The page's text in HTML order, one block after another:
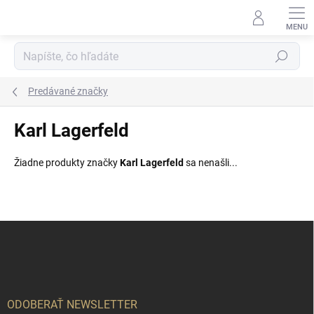
Hľadať
Predávané značky
Karl Lagerfeld
Žiadne produkty značkyKarl Lagerfeld sa nenašli...
ODOBERAŤ NEWSLETTER